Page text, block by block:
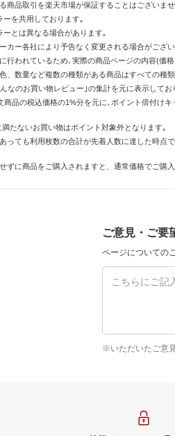
商品取引を楽天市場が保証することはございませ
ーを共用しております｡
ーとは異なる場合があります｡
カー各社により予告なく変更される場合がござ
行われているため､実際の商品ページの内容(価
、数量など複数の種類がある商品はすべての種
なのお買い物レビュー｣の集計を元に表示して
商品の税込価格の1%分を元に､ポイント倍付け
たないお買い物はポイント対象外となります｡
っても利用枚数の合計が先着人数に達した時
ずに商品をご購入されますと、通常価格でご購
ご意見・ご要
ページについての
※いただいたご意